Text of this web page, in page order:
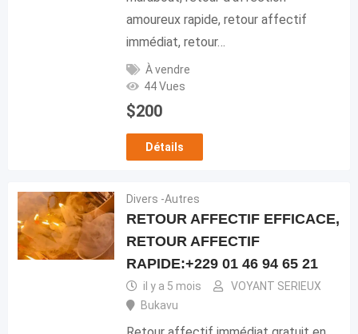
amoureux rapide, retour affectif
immédiat, retour…
À vendre
44 Vues
$200
Détails
Divers -Autres
RETOUR AFFECTIF EFFICACE,
RETOUR AFFECTIF
RAPIDE:+229 01 46 94 65 21
il y a 5 mois
VOYANT SERIEUX
Bukavu